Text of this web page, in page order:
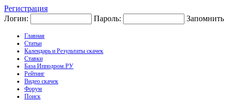
Регистрация
Логин:
Пароль: Запомнить
Главная
Статьи
Календарь и Результаты скачек
Ставки
База Ипподром.РУ
Рейтинг
Видео скачек
Форум
Поиск